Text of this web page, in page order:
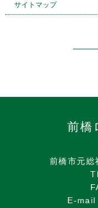
サイトマップ
前橋
前橋市元総
E-